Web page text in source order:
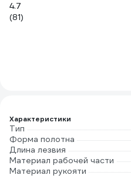
4.7
(81)
Характеристики
Тип
Форма полотна
Длина лезвия
Материал рабочей части
Материал рукояти